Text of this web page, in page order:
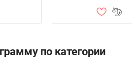
по категории